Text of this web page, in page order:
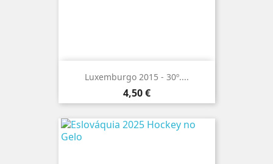
Luxemburgo 2015 - 30º....
Preço
4,50 €